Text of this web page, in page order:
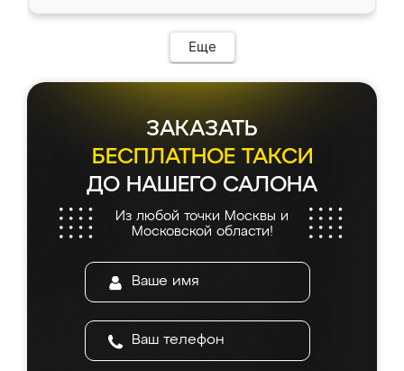
мебель сразу встала на свое место без
каких-либо доработок. Качеством осталась
довольна, все выглядит так, как и ожидала.
Еще
ЗАКАЗАТЬ
БЕСПЛАТНОЕ ТАКСИ
ДО НАШЕГО САЛОНА
Из любой точки Москвы и
Московской области!